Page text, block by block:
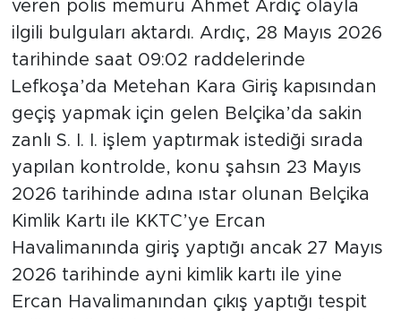
veren polis memuru Ahmet Ardıç olayla
ilgili bulguları aktardı. Ardıç, 28 Mayıs 2026
tarihinde saat 09:02 raddelerinde
Lefkoşa’da Metehan Kara Giriş kapısından
geçiş yapmak için gelen Belçika’da sakin
zanlı S. I. I. işlem yaptırmak istediği sırada
yapılan kontrolde, konu şahsın 23 Mayıs
2026 tarihinde adına ıstar olunan Belçika
Kimlik Kartı ile KKTC’ye Ercan
Havalimanında giriş yaptığı ancak 27 Mayıs
2026 tarihinde ayni kimlik kartı ile yine
Ercan Havalimanından çıkış yaptığı tespit